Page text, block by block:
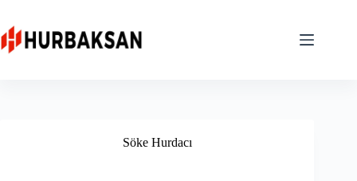
content
Söke Hurdacı